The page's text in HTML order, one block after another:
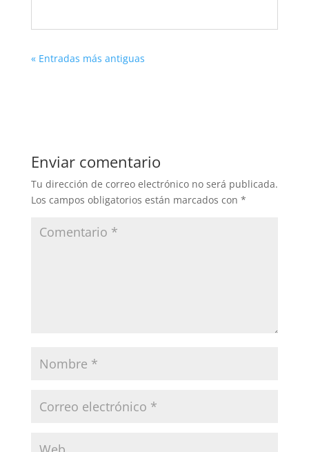
« Entradas más antiguas
Enviar comentario
Tu dirección de correo electrónico no será publicada.
Los campos obligatorios están marcados con *